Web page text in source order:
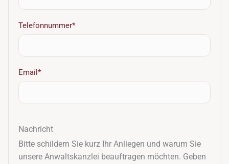
Telefonnummer*
Email*
Nachricht
Bitte schildern Sie kurz Ihr Anliegen und warum Sie
unsere Anwaltskanzlei beauftragen möchten. Geben